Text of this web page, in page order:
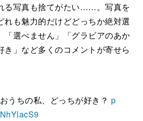
る写真も捨てがたい……。写真を
れも魅力的だけどどっちか絶対選
「選べません」「グラビアのあか
き」など多くのコメントが寄せら
うちの私、どっちが好き？ p